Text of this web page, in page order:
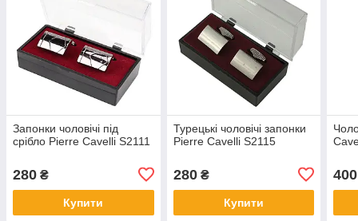
Запонки чоловічі під
срібло Pierre Cavelli S2111
280 ₴
Купити
Турецькі чоловічі запонки
Pierre Cavelli S2115
280₴
Купити
400